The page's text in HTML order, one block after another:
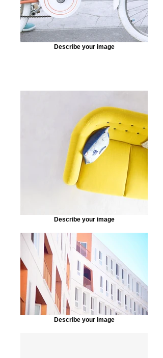
Describe your image
Describe your image
Describe your image